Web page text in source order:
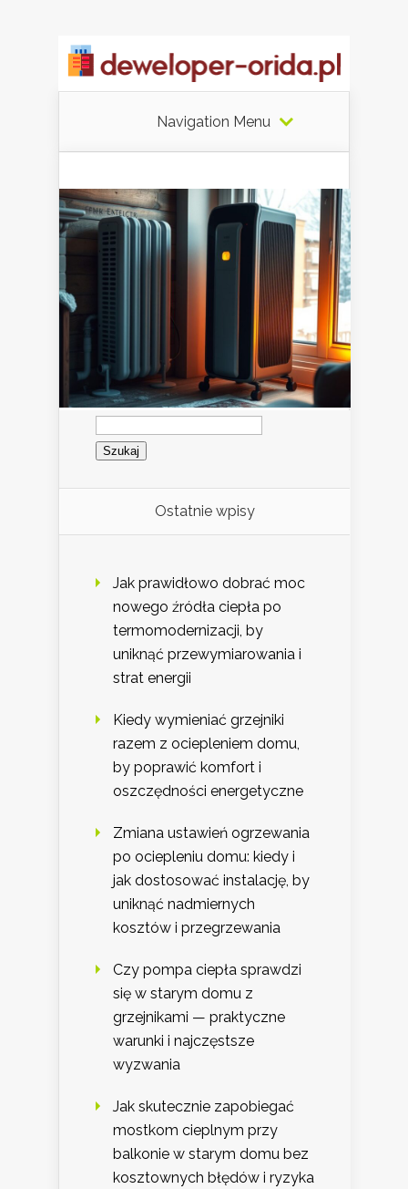
Navigation Menu
Szukaj:
Ostatnie wpisy
Jak prawidłowo dobrać moc
nowego źródła ciepła po
termomodernizacji, by
uniknąć przewymiarowania i
strat energii
Kiedy wymieniać grzejniki
razem z ociepleniem domu,
by poprawić komfort i
oszczędności energetyczne
Zmiana ustawień ogrzewania
po ociepleniu domu: kiedy i
jak dostosować instalację, by
uniknąć nadmiernych
kosztów i przegrzewania
Czy pompa ciepła sprawdzi
się w starym domu z
grzejnikami — praktyczne
warunki i najczęstsze
wyzwania
Jak skutecznie zapobiegać
mostkom cieplnym przy
balkonie w starym domu bez
kosztownych błędów i ryzyka